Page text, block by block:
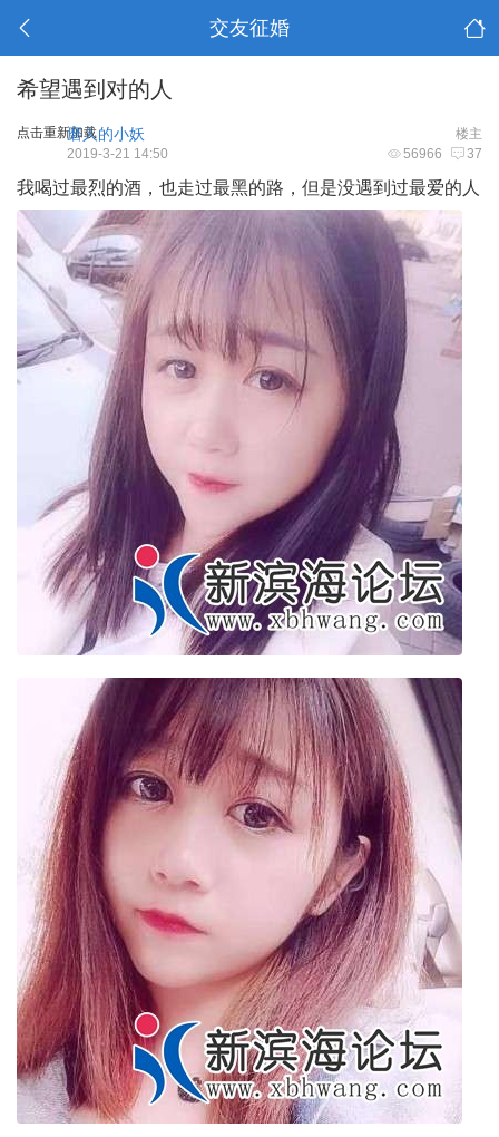
交友征婚
希望遇到对的人
点击重新加载 楼主
磨人的小妖
56966 37
2019-3-21 14:50
我喝过最烈的酒，也走过最黑的路，但是没遇到过最爱的人